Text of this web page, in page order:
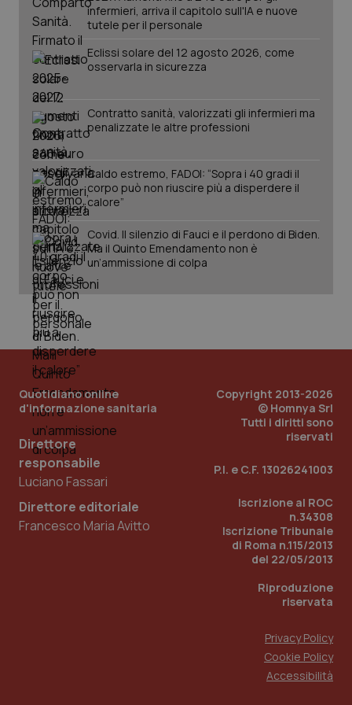
infermieri, arriva il capitolo sull'IA e nuove
tutele per il personale
Eclissi solare del 12 agosto 2026, come
osservarla in sicurezza
Contratto sanità, valorizzati gli infermieri ma
penalizzate le altre professioni
Caldo estremo, FADOI: “Sopra i 40 gradi il
corpo può non riuscire più a disperdere il
calore”
Covid. Il silenzio di Fauci e il perdono di Biden.
Ma il Quinto Emendamento non è
un’ammissione di colpa
Quotidiano online
d'informazione sanitaria
Direttore
responsabile
Luciano Fassari
Direttore editoriale
Francesco Maria Avitto
Copyright 2013-2026
© Homnya Srl
Tutti i diritti sono
riservati
P.I. e C.F. 13026241003
Iscrizione al ROC
n.34308
Iscrizione Tribunale
di Roma n.115/2013
del 22/05/2013
Riproduzione
riservata
Privacy Policy
Cookie Policy
Accessibilità
_ga
.quotidianosanita.it